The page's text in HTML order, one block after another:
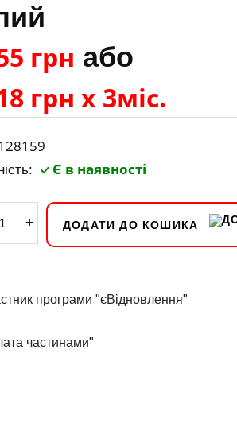
грн або
грн х 3міс.
Є в наявності
+ ДОДАТИ ДО КОШИКА